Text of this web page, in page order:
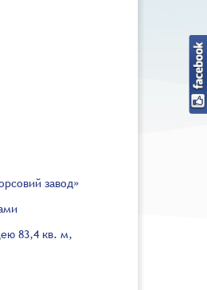
завод»
83,4 кв. м,